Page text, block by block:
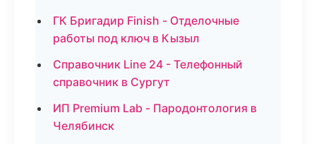
ГК Бригадир Finish - Отделочные
работы под ключ в Кызыл
Справочник Line 24 - Телефонный
справочник в Сургут
ИП Premium Lab - Пародонтология в
Челябинск